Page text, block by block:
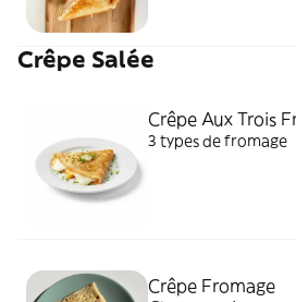
Crêpe Salée
Crêpe Aux Trois
3 types de fromage
Crêpe Fromage